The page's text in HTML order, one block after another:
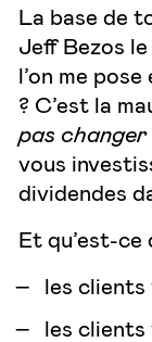
La base de
Jeff Bezos le
l’on me
? C’est la
pas changer
vous
dividendes
Et qu’est-ce
les
les